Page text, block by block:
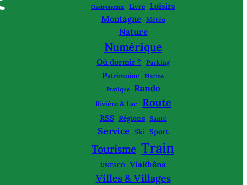
Gastronomie Livre Loisirs
Montagne Météo
Nature
Numérique
Où dormir ? Parking
Patrimoine
Piscine
Pratique
Rando
Rivière & Lac Route
RSS Régions Santé
Service Ski Sport
Tourisme Train
UNESCO ViaRhôna
Villes & Villages